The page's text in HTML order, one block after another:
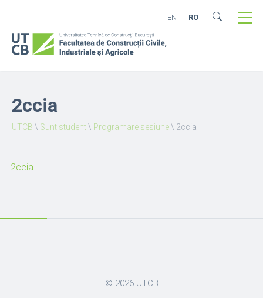
EN RO
2ccia
UTCB \ Sunt student\ Programare sesiune\ 2ccia
2ccia
© 2026 UTCB